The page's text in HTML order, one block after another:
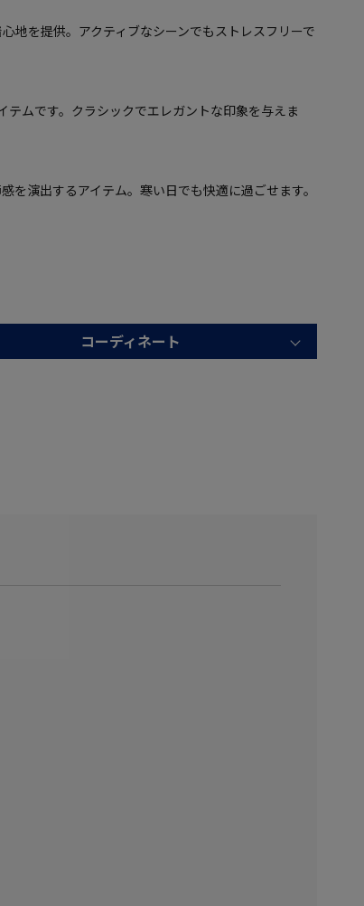
地を提供。アクティブなシーンでもストレスフリーで
ムです。クラシックでエレガントな印象を与えま
を演出するアイテム。寒い日でも快適に過ごせます。
コーディネート